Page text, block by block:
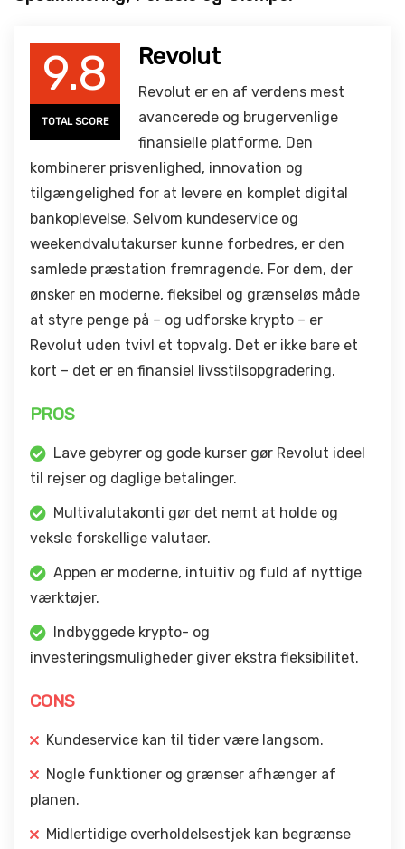
9.8
TOTAL SCORE
Revolut
Revolut er en af verdens mest
avancerede og brugervenlige
finansielle platforme. Den
kombinerer prisvenlighed, innovation og
tilgængelighed for at levere en komplet digital
bankoplevelse. Selvom kundeservice og
weekendvalutakurser kunne forbedres, er den
samlede præstation fremragende. For dem, der
ønsker en moderne, fleksibel og grænseløs måde
at styre penge på – og udforske krypto – er
Revolut uden tvivl et topvalg. Det er ikke bare et
kort – det er en finansiel livsstilsopgradering.
PROS
Lave gebyrer og gode kurser gør Revolut ideel
til rejser og daglige betalinger.
Multivalutakonti gør det nemt at holde og
veksle forskellige valutaer.
Appen er moderne, intuitiv og fuld af nyttige
værktøjer.
Indbyggede krypto- og
investeringsmuligheder giver ekstra fleksibilitet.
CONS
Kundeservice kan til tider være langsom.
Nogle funktioner og grænser afhænger af
planen.
Midlertidige overholdelsestjek kan begrænse